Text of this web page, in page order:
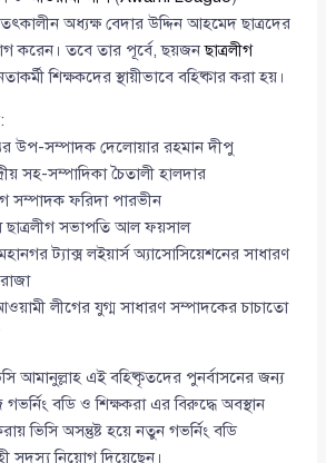
অধ্যক্ষ বেদার উদ্দিন আহমেদ ছাত্রদের
করেন। তবে তার পূর্বে, ছয়জনছাত্রলীগ
শিক্ষকদের স্থায়ীভাবে বহিষ্কার করা হয়।
উপ-সম্পাদক দেলোয়ার রহমান দীপু
সহ-সম্পাদিকা চৈতালী হালদার
সম্পাদক ফরিদা পারভীন
ছাত্রলীগ সভাপতি আল ফয়সাল
ট্যাক্স লইয়ার্স অ্যাসোসিয়েশনের সাধারণ
লীগের যুগ্ম সাধারণ সম্পাদকের চাচাতো
আমানুল্লাহ এই বহিষ্কৃতদের পুনর্বাসনের জন্য
বডি ও শিক্ষকরা এর বিরুদ্ধে অবস্থান
ভিসি অসন্তুষ্ট হয়ে নতুন গভর্নিং বডি
সদস্য নিয়োগ দিয়েছেন।